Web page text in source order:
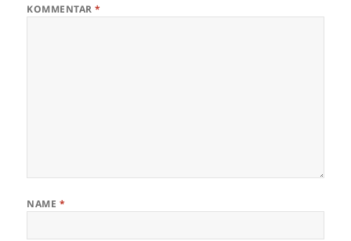
KOMMENTAR*
NAME *